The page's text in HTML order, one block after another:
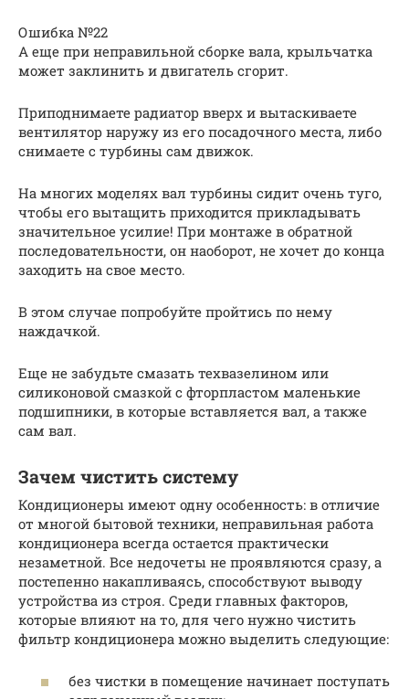
Ошибка №22
А еще при неправильной сборке вала, крыльчатка
может заклинить и двигатель сгорит.
Приподнимаете радиатор вверх и вытаскиваете
вентилятор наружу из его посадочного места, либо
снимаете с турбины сам движок.
На многих моделях вал турбины сидит очень туго,
чтобы его вытащить приходится прикладывать
значительное усилие! При монтаже в обратной
последовательности, он наоборот, не хочет до конца
заходить на свое место.
В этом случае попробуйте пройтись по нему
наждачкой.
Еще не забудьте смазать техвазелином или
силиконовой смазкой с фторпластом маленькие
подшипники, в которые вставляется вал, а также
сам вал.
Зачем чистить систему
Кондиционеры имеют одну особенность: в отличие
от многой бытовой техники, неправильная работа
кондиционера всегда остается практически
незаметной. Все недочеты не проявляются сразу, а
постепенно накапливаясь, способствуют выводу
устройства из строя. Среди главных факторов,
которые влияют на то, для чего нужно чистить
фильтр кондиционера можно выделить следующие:
без чистки в помещение начинает поступать